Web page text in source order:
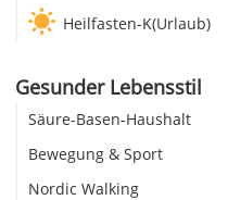
Heilfasten-K(Urlaub)
Gesunder Lebensstil
Säure-Basen-Haushalt
Bewegung & Sport
Nordic Walking